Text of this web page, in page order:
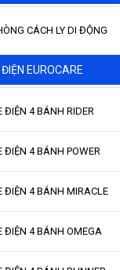
CÁCH LY DI ĐỘNG
EUROCARE
ĐIỆN 4 BÁNH RIDER
ĐIỆN 4 BÁNH POWER
ĐIỆN 4 BÁNH MIRACLE
ĐIỆN 4 BÁNH OMEGA